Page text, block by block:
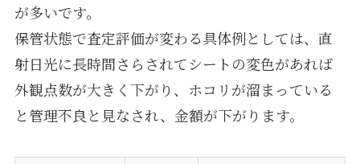
が多いです。
保管状態で査定評価が変わる具体例としては、直
射日光に長時間さらされてシートの変色があれば
外観点数が大きく下がり、ホコリが溜まっている
と管理不良と見なされ、金額が下がります。